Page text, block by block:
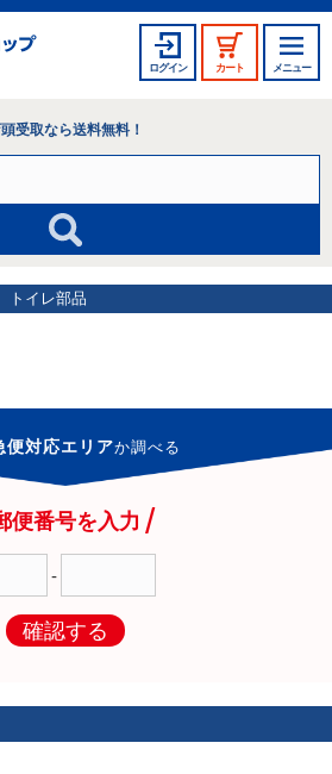
ログイン カート メニュー
受取なら送料無料！
トイレ部品
便対応エリアか調べる
便番号を入力
-
確認する